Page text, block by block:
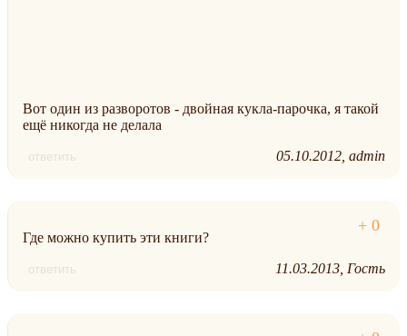
Вот один из разворотов - двойная кукла-парочка, я такой
ещё никогда не делала
ответить 05.10.2012 admin
Где можно купить эти книги?
ответить 11.03.2013 Гость